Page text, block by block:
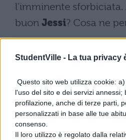
StudentVille - La tua privacy
Questo sito web utilizza cookie:
l'uso del sito e dei servizi annessi;
profilazione, anche di terze parti,
personalizzati in base alle tue
consenso.
Il loro utilizzo è regolato dalla
l'imminente sforbiciata.
buon Jessi? Cosa ne